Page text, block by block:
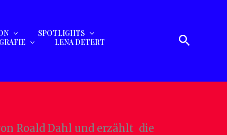
SPOTLIGHTS
LENA DETERT Suchen
Roald Dahl und erzählt die